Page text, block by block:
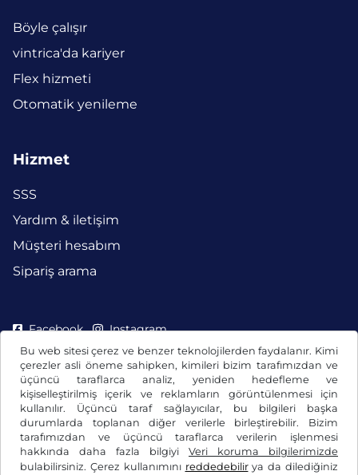
Bu web sitesi çerez ve benzer teknolojilerden faydalanır. Kimi
çerezler asli öneme sahipken, kimileri bizim tarafımızdan ve
üçüncü taraflarca analiz, yeniden hedefleme ve
kişiselleştirilmiş içerik ve reklamların görüntülenmesi için
kullanılır. Üçüncü taraf sağlayıcılar, bu bilgileri başka
durumlarda toplanan diğer verilerle birleştirebilir. Bizim
tarafımızdan ve üçüncü taraflarca verilerin işlenmesi
hakkında daha fazla bilgiyi Veri koruma bilgilerimizde
bulabilirsiniz. Çerez kullanımını reddedebilirya da dilediğiniz
Böyle çalışır
vintrica'da kariyer
Flex hizmeti
Otomatik yenileme
Hizmet
SSS
Yardım & iletişim
Müşteri hesabım
Sipariş arama
Facebook Instagram